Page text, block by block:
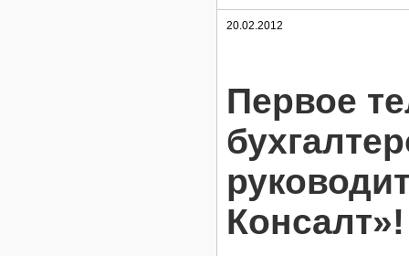
20.02.2012
Первое
Консалт»!